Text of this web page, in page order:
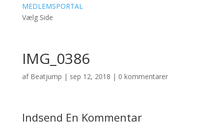
MEDLEMSPORTAL
Vælg Side
IMG_0386
af Beatjump | sep 12, 2018 | 0 kommentarer
Indsend En Kommentar